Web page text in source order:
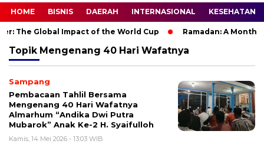
HOME BISNIS DAERAH INTERNASIONAL KESEHATAN
The Global Impact of the World Cup Ramadan: A Month
Topik Mengenang 40 Hari Wafatnya
Sampang
Pembacaan Tahlil Bersama
Mengenang 40 Hari Wafatnya
Almarhum “Andika Dwi Putra
Mubarok” Anak Ke-2 H. Syaifulloh
Kamis, 14 Mei 2026 - 13:03 WIB